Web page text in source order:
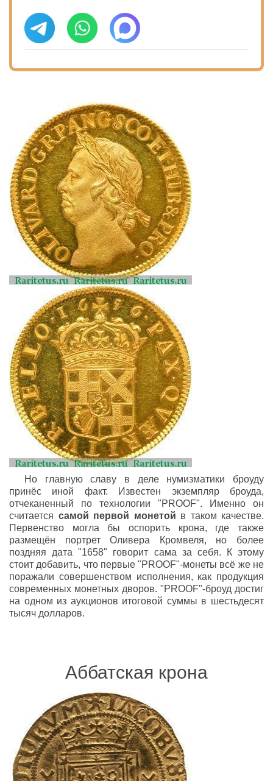
Но главную славу в деле нумизматики броуду
принёс иной факт. Известен экземпляр броуда,
отчеканенный по технологии "PROOF". Именно он
считается самой первой монетой в таком качестве.
Первенство могла бы оспорить крона, где также
размещён портрет Оливера Кромвеля, но более
поздняя дата "1658" говорит сама за себя. К этому
стоит добавить, что первые "PROOF"-монеты всё же не
поражали совершенством исполнения, как продукция
современных монетных дворов. "PROOF"-броуд достиг
на одном из аукционов итоговой суммы в шестьдесят
тысяч долларов.
Аббатская крона